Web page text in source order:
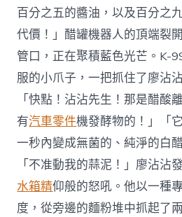
百分之五的醬油，以及百分之
代價！」醋罐機器人的頂端裂
管口，正在聚積藍色光芒。K-
服的小爪子，一把抓住了廖沾
「快點！沾沾先生！那是醋酸
有汽車零件機發酵物的！」「
一秒內變成無菌的、純淨的白
「不准動我的蒜泥！」廖沾沾
水箱精仰般的怒吼。他以一種
度，從旁邊的麵粉堆中抓起了